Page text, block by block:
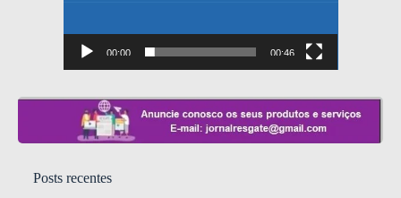
00:00 00:46
Posts recentes